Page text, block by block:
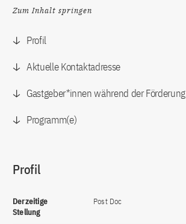
Zum Inhalt springen
Profil
Aktuelle Kontaktadresse
Gastgeber*innen während der Förderung
Programm(e)
Profil
Derzeitige
Stellung
Post Doc